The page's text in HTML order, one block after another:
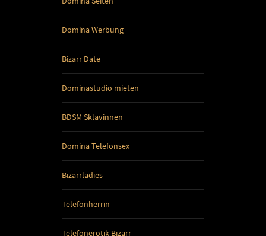
Domina Werbung
Bizarr Date
Dominastudio mieten
BDSM Sklavinnen
Domina Telefonsex
Bizarrladies
Telefonherrin
Telefonerotik Bizarr